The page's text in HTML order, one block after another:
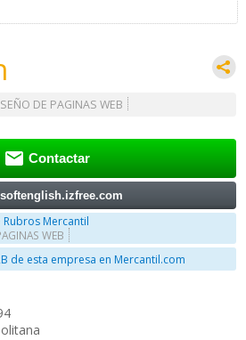
DE PAGINAS WEB
 Contactar
Mercantil
WEB
de esta empresa en Mercantil.com